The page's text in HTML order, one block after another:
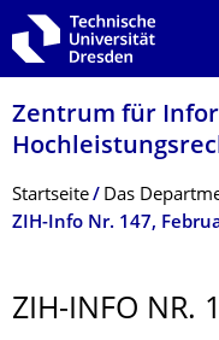
Zur Hauptnavigation
Zur Suche springen
Zum Inhalt springen
Zentrum für
Breadcrumb-Menü
Startseite Das
ZIH-Info Nr. 147,
ZIH-INFO NR.